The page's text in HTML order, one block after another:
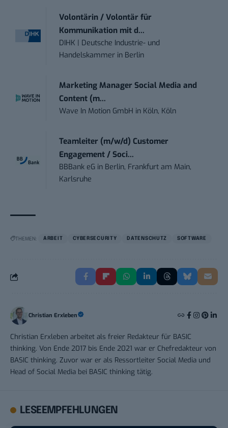
Volontärin / Volontär für
Kommunikation mit d...
DIHK | Deutsche Industrie- und
Handelskammer in Berlin
Marketing Manager Social Media and
Content (m...
Wave In Motion GmbH in Köln, Köln
Teamleiter (m/w/d) Customer
Engagement / Soci...
BBBank eG in Berlin, Frankfurt am Main,
Karlsruhe
THEMEN: ARBEIT CYBERSECURITY DATENSCHUTZ SOFTWARE
Christian Erxleben
Christian Erxleben arbeitet als freier Redakteur für BASIC
thinking. Von Ende 2017 bis Ende 2021 war er Chefredakteur von
BASIC thinking. Zuvor war er als Ressortleiter Social Media und
Head of Social Media bei BASIC thinking tätig.
LESEEMPFEHLUNGEN